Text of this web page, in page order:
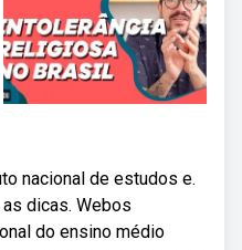
nacional de estudos e.
dicas. Webos
do ensino médio